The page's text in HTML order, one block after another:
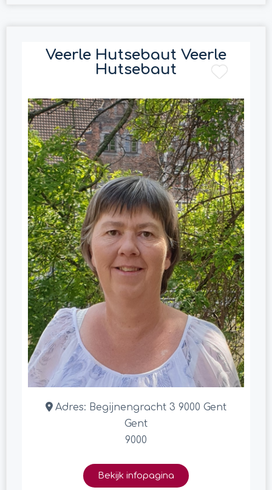
Veerle Hutsebaut Veerle
Hutsebaut
Adres: Begijnengracht 3 9000 Gent
Gent
9000
Bekijk infopagina